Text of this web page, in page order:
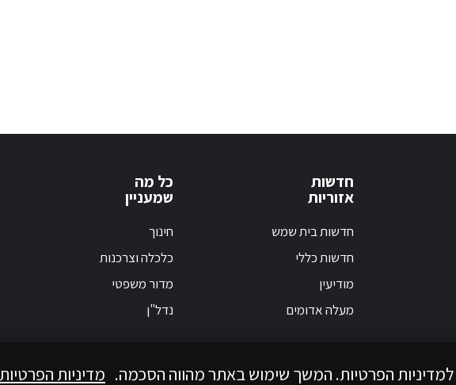
חדשות
אזוריות
חדשות בית שמש
חדשות כללי
מודיעין
מעלה אדומים
כל מה
שמעניין
חינוך
כלכלה וצרכנות
מדור משפטי
נדל"ן
הפרטיות. המשך שימוש באתר מהווה הסכמה. מדיניות הפרטיות